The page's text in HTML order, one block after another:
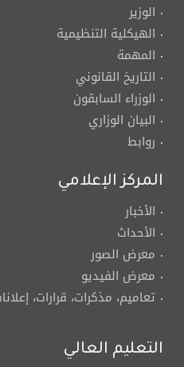
الوزير
الهيكلية التنظيمية
المهمة
التاريخ القانوني
الوزراء السابقون
البيان الوزاري
روابط
المركز الإعلامي
الأخبار
الأحداث
معرض الصور
معرض الفيديو
تعاميم، مذكرات، قرارات، إعلانات
التعليم العالي